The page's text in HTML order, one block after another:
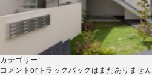
カテゴリー:
コメントorトラックバックはまだありません